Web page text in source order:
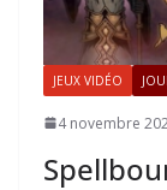
JEUX VIDÉO
4 novembre